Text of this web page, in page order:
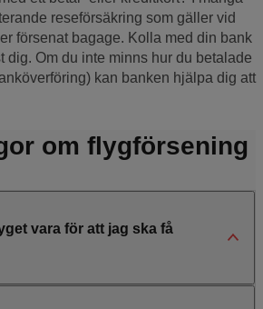
reseförsäkring som gäller vid
försenat bagage. Kolla med din bank
dig. Om du inte minns hur du betalade
kan banken hjälpa dig att
om flygförsening
vara för att jag ska få